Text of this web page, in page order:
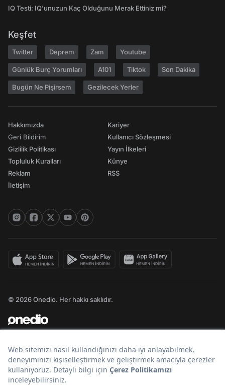
IQ Testi: IQ'unuzun Kaç Olduğunu Merak Ettiniz mi?
Keşfet
Twitter Deprem Zam Youtube
Günlük Burç Yorumları A101 Tiktok Son Dakika
Bugün Ne Pişirsem Gezilecek Yerler
Hakkımızda
Geri Bildirim
Gizlilik Politikası
Topluluk Kuralları
Reklam
İletişim
Kariyer
Kullanıcı Sözleşmesi
Yayın İlkeleri
Künye
RSS
© 2026 Onedio. Her hakkı saklıdır.
Bir markasıdır.